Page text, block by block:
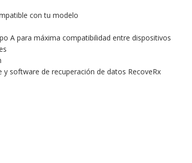
con tu modelo
A para máxima compatibilidad entre dispositivos
software de recuperación de datos RecoveRx